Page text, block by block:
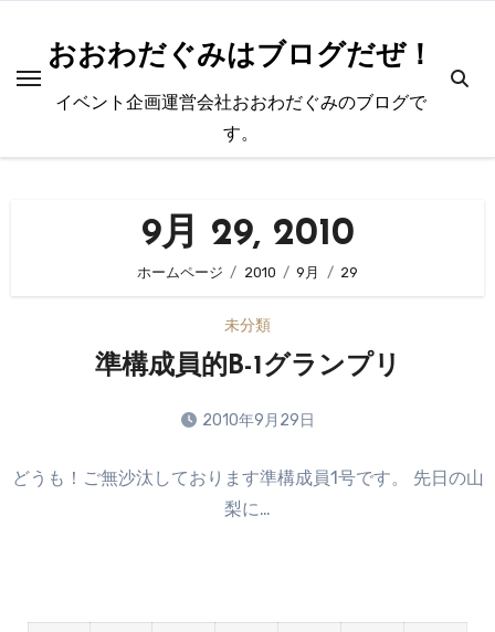
おおわだぐみはブログだぜ！
イベント企画運営会社おおわだぐみのブログで
す。
9月 29, 2010
ホームページ 2010 9月 29
未分類
準構成員的B-1グランプリ
2010年9月29日
メ
ン
だ
どうも！ご無沙汰しております準構成員1号です。 先日の山
梨に…